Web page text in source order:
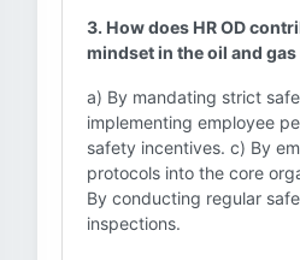
3. How does HR OD
mindset in the oil and
a) By mandating strict
implementing employee
safety incentives. c) By
protocols into the core
By conducting regular
inspections.